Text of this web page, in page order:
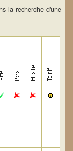
la recherche d'une